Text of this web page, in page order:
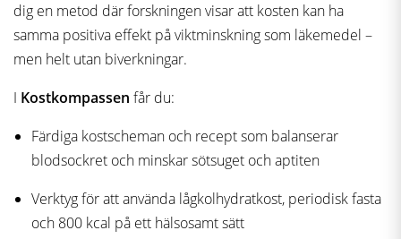
dig en metod där forskningen visar att kosten kan ha
samma positiva effekt på viktminskning som läkemedel –
men helt utan biverkningar.
I Kostkompassen får du:
Färdiga kostscheman och recept som balanserar
blodsockret och minskar sötsuget och aptiten
Verktyg för att använda lågkolhydratkost, periodisk fasta
och 800 kcal på ett hälsosamt sätt